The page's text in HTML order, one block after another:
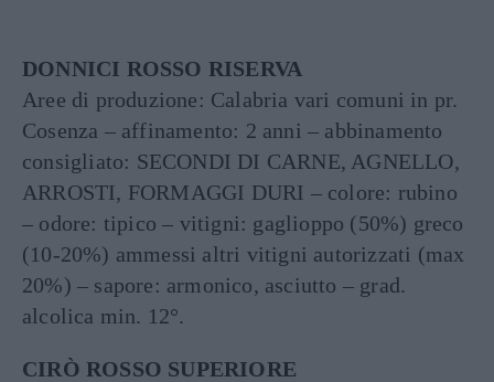
DONNICI ROSSO RISERVA
Aree di produzione: Calabria vari comuni in pr.
Cosenza – affinamento: 2 anni – abbinamento
consigliato: SECONDI DI CARNE, AGNELLO,
ARROSTI, FORMAGGI DURI – colore: rubino
– odore: tipico – vitigni: gaglioppo (50%) greco
(10-20%) ammessi altri vitigni autorizzati (max
20%) – sapore: armonico, asciutto – grad.
alcolica min. 12°.
CIRÒ ROSSO SUPERIORE